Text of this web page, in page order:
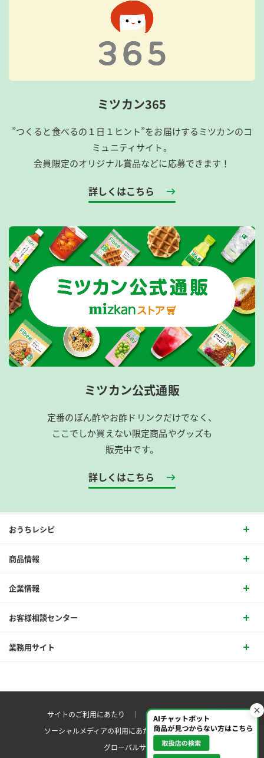
ミツカン365
”つくると食べるの１日１ヒント”をお届けするミツカンのコ
ミュニティサイト。
会員限定のオリジナル賞品などに応募できます！
詳しくはこちら
ミツカン公式通販
定番のぽん酢やお酢ドリンクだけでなく、
ここでしか買えない限定商品やグッズも
販売中です。
詳しくはこちら
おうちレシピ
商品情報
企業情報
お客様相談センター
業務用サイト
サイトのご利用にあたり ｜プライバシーポリシー
ソーシャルメディアの利用にあたりサイトマップ ｜
グローバルサイト